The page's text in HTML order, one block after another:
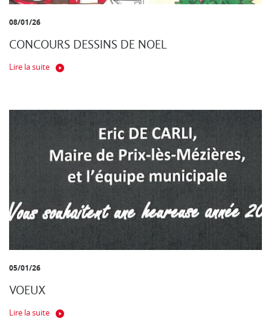
08/01/26
CONCOURS DESSINS DE NOEL
Lire la suite
05/01/26
VOEUX
Lire la suite